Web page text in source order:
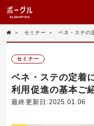
＞ セミナー ＞ ベネ・ステの
セミナー
ベネ・ステの定着
利用促進の基本ご
最終更新日:2025.01.06